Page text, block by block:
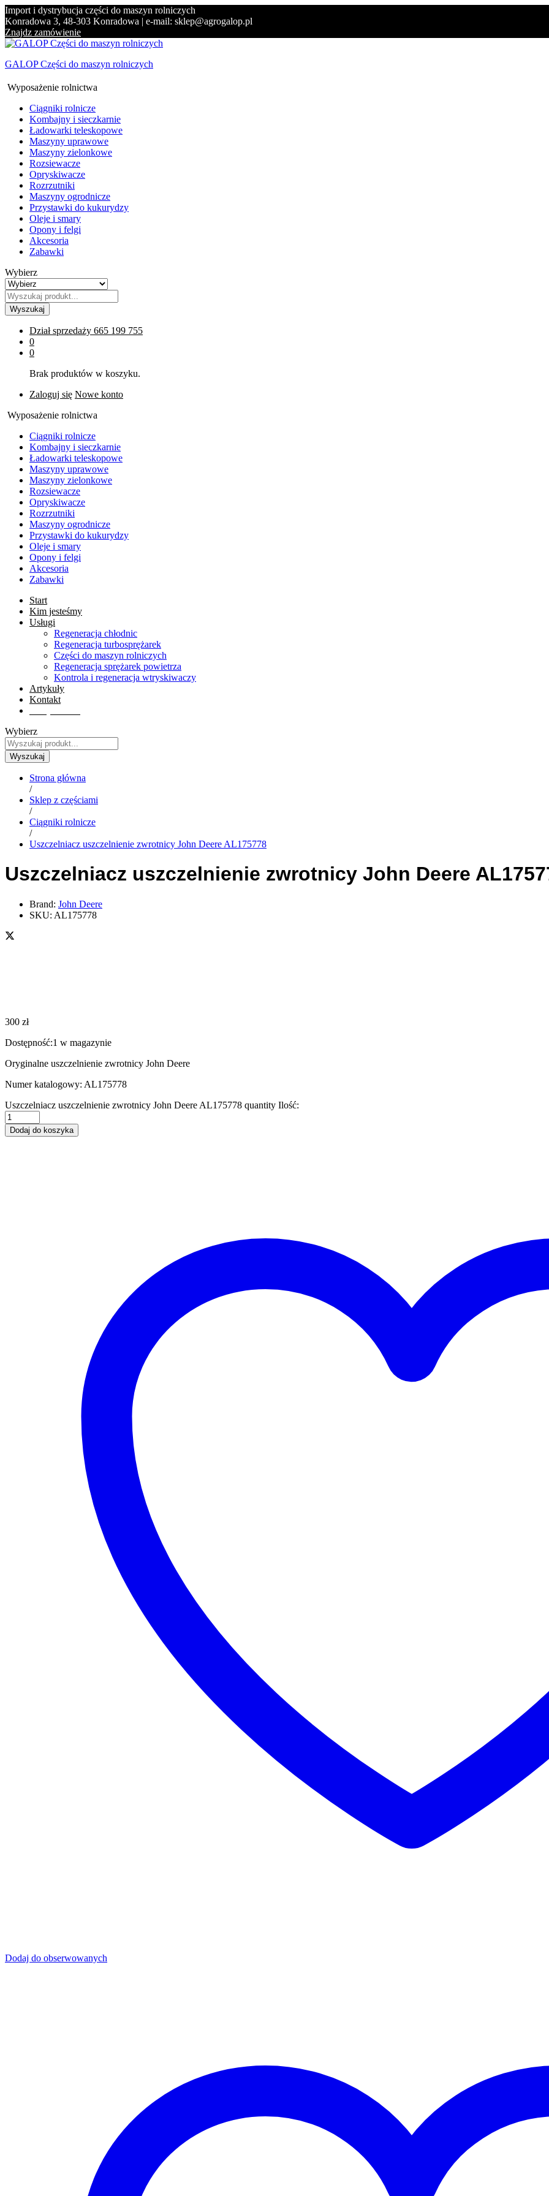
Import i dystrybucja części do maszyn rolniczych
Konradowa 3, 48-303 Konradowa | e-mail: sklep@agrogalop.pl
Znajdz zamówienie
GALOP Części do maszyn rolniczych
Wyposażenie rolnictwa
Ciągniki rolnicze
Kombajny i sieczkarnie
Ładowarki teleskopowe
Maszyny uprawowe
Maszyny zielonkowe
Rozsiewacze
Opryskiwacze
Rozrzutniki
Maszyny ogrodnicze
Przystawki do kukurydzy
Oleje i smary
Opony i felgi
Akcesoria
Zabawki
Wybierz
Wyszukaj
Dział sprzedaży 665 199 755
0
0
Brak produktów w koszyku.
Zaloguj się Nowe konto
Wyposażenie rolnictwa
Ciągniki rolnicze
Kombajny i sieczkarnie
Ładowarki teleskopowe
Maszyny uprawowe
Maszyny zielonkowe
Rozsiewacze
Opryskiwacze
Rozrzutniki
Maszyny ogrodnicze
Przystawki do kukurydzy
Oleje i smary
Opony i felgi
Akcesoria
Zabawki
Start
Kim jesteśmy
Usługi
Regeneracja chłodnic
Regeneracja turbosprężarek
Części do maszyn rolniczych
Regeneracja sprężarek powietrza
Kontrola i regeneracja wtryskiwaczy
Artykuły
Kontakt
Wybierz
Wyszukaj
Strona główna
/
Sklep z częściami
/
Ciągniki rolnicze
/
Uszczelniacz uszczelnienie zwrotnicy John Deere AL175778
Uszczelniacz uszczelnienie zwrotnicy John Deere
Brand: John Deere
SKU: AL175778
300 zł
Dostępność:1 w magazynie
Oryginalne uszczelnienie zwrotnicy John Deere
Numer katalogowy: AL175778
Uszczelniacz uszczelnienie zwrotnicy John Deere AL175778 quantity Ilość:
Dodaj do koszyka
Dodaj do obserwowanych